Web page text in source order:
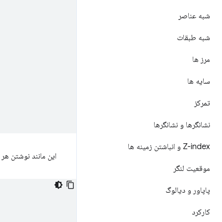
شبه عناصر
شبه طبقات
مرز ها
سایه ها
تمرکز
نشانگرها و نشانگرها
Z-index و انباشتن زمینه ها
موقعیت لنگر
پاپاور و دیالوگ
کارکرد
این مانند نوشتن